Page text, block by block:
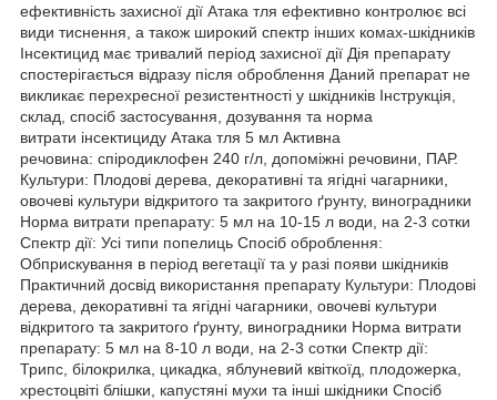
ефективність захисної дії Атака тля ефективно контролює всі
види тиснення, а також широкий спектр інших комах-шкідників
Інсектицид має тривалий період захисної дії Дія препарату
спостерігається відразу після оброблення Даний препарат не
викликає перехресної резистентності у шкідників Інструкція,
склад, спосіб застосування, дозування та норма
витрати інсектициду Атака тля 5 мл Активна
речовина: спіродиклофен 240 г/л, допоміжні речовини, ПАР.
Культури: Плодові дерева, декоративні та ягідні чагарники,
овочеві культури відкритого та закритого ґрунту, виноградники
Норма витрати препарату: 5 мл на 10-15 л води, на 2-3 сотки
Спектр дії: Усі типи попелиць Спосіб оброблення:
Обприскування в період вегетації та у разі появи шкідників
Практичний досвід використання препарату Культури: Плодові
дерева, декоративні та ягідні чагарники, овочеві культури
відкритого та закритого ґрунту, виноградники Норма витрати
препарату: 5 мл на 8-10 л води, на 2-3 сотки Спектр дії:
Трипс, білокрилка, цикадка, яблуневий квіткоїд, плодожерка,
хрестоцвіті блішки, капустяні мухи та інші шкідники Спосіб